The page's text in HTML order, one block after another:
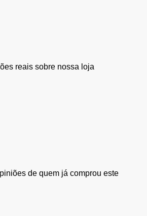
reais sobre nossa loja
de quem já comprou este